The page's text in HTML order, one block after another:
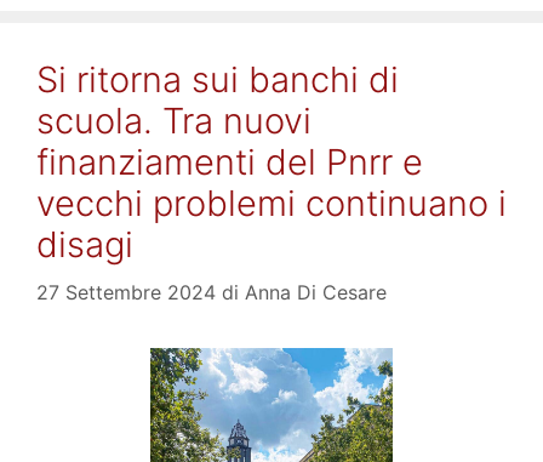
Si ritorna sui banchi di
scuola. Tra nuovi
finanziamenti del Pnrr e
vecchi problemi continuano i
disagi
27 Settembre 2024 di Anna Di Cesare